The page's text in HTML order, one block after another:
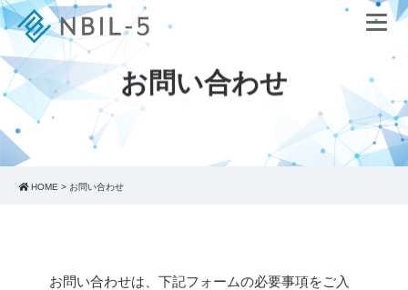
お問い合わせ
HOME > お問い合わせ
お問い合わせは、下記フォームの必要事項をご入